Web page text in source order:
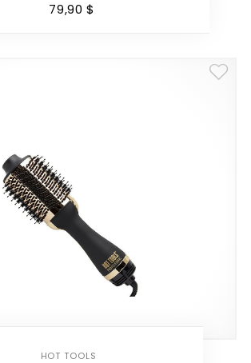
79,90 $
HOT TOOLS